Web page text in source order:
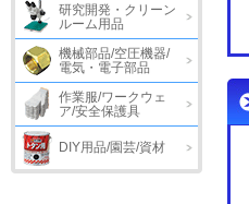
研究開発・クリーン
ルーム用品
機械部品/空圧機器/
電気・電子部品
作業服/ワークウェ
ア/安全保護具
DIY用品/園芸/資材